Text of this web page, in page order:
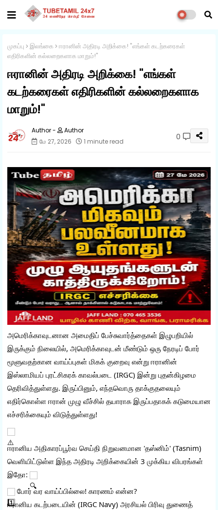
முகப்பு இலங்கை
ஈரானின் அதிரடி அறிக்கை! "எங்கள் கடற்கரைகள்
எதிரிகளின் கல்லறைகளாக மாறும்!"
ஈரானின் அதிரடி அறிக்கை! "எங்கள்
கடற்கரைகள் எதிரிகளின் கல்லறைகளாக
மாறும்!"
Author
மே 27, 2026
1 minute read 0
அமெரிக்காவுடனான அமைதிப் பேச்சுவார்த்தைகள் இழுபறியில்
இருக்கும் நிலையில், அமெரிக்காவுடன் மீண்டும் ஒரு நேரடிப் போர்
மூளுவதற்கான வாய்ப்புகள் மிகக் குறைவு என்று ஈரானின்
இஸ்லாமியப் புரட்சிகரக் காவல்படை (IRGC) இன்று புதன்கிழமை
தெரிவித்துள்ளது. இருப்பினும், எந்தவொரு தாக்குதலையும்
எதிர்கொள்ள ஈரான் முழு வீச்சில் தயாராக இருப்பதாகக் கடுமையான
எச்சரிக்கையும் விடுத்துள்ளது!
ஈரானிய அதிகாரப்பூர்வ செய்தி நிறுவனமான 'தஸ்னிம்' (Tasnim)
வெளியிட்டுள்ள இந்த அதிரடி அறிக்கையின் 3 முக்கிய விபரங்கள்
இதோ:
போர் வர வாய்ப்பில்லை! காரணம் என்ன?
ஈரானிய கடற்படையின் (IRGC Navy) அரசியல் பிரிவு துணைத்